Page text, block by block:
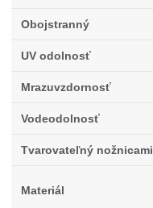
Obojstranný
UV odolnosť
Mrazuvzdornosť
Vodeodolnosť
Tvarovateľný nožnicami
Materiál